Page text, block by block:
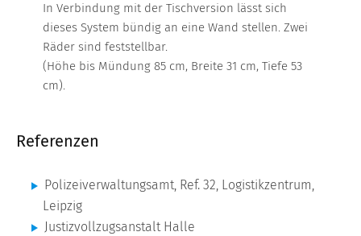
In Verbindung mit der Tischversion lässt sich
dieses System bündig an eine Wand stellen. Zwei
Räder sind feststellbar.
(Höhe bis Mündung 85 cm, Breite 31 cm, Tiefe 53
cm).
Referenzen
Polizeiverwaltungsamt, Ref. 32, Logistikzentrum,
Leipzig
Justizvollzugsanstalt Halle